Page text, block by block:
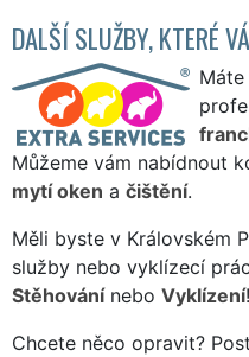
DALŠÍ SLUŽBY, KTERÉ
Můžeme vám nabídnout
mytí oken a čištění.
Měli byste v Královském
služby nebo vyklízecí
Stěhovánínebo Vyklízení!
Chcete něco opravit?